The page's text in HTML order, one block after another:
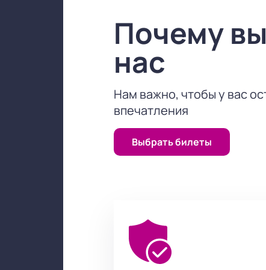
на нашем сайте
возможность окунуться в
Почему
нас
Нам важно, чтобы у вас
впечатления
Выбрать билеты